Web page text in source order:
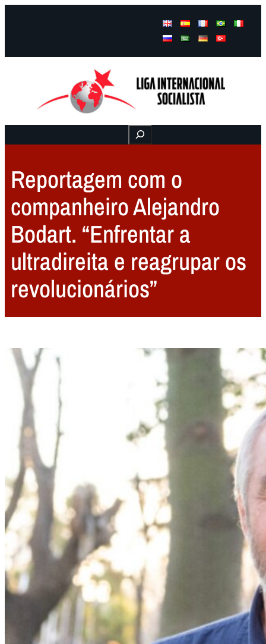
Buscar
Reportagem com o
companheiro Alejandro
Bodart. “Enfrentar a
ultradireita e reagrupar os
revolucionários”